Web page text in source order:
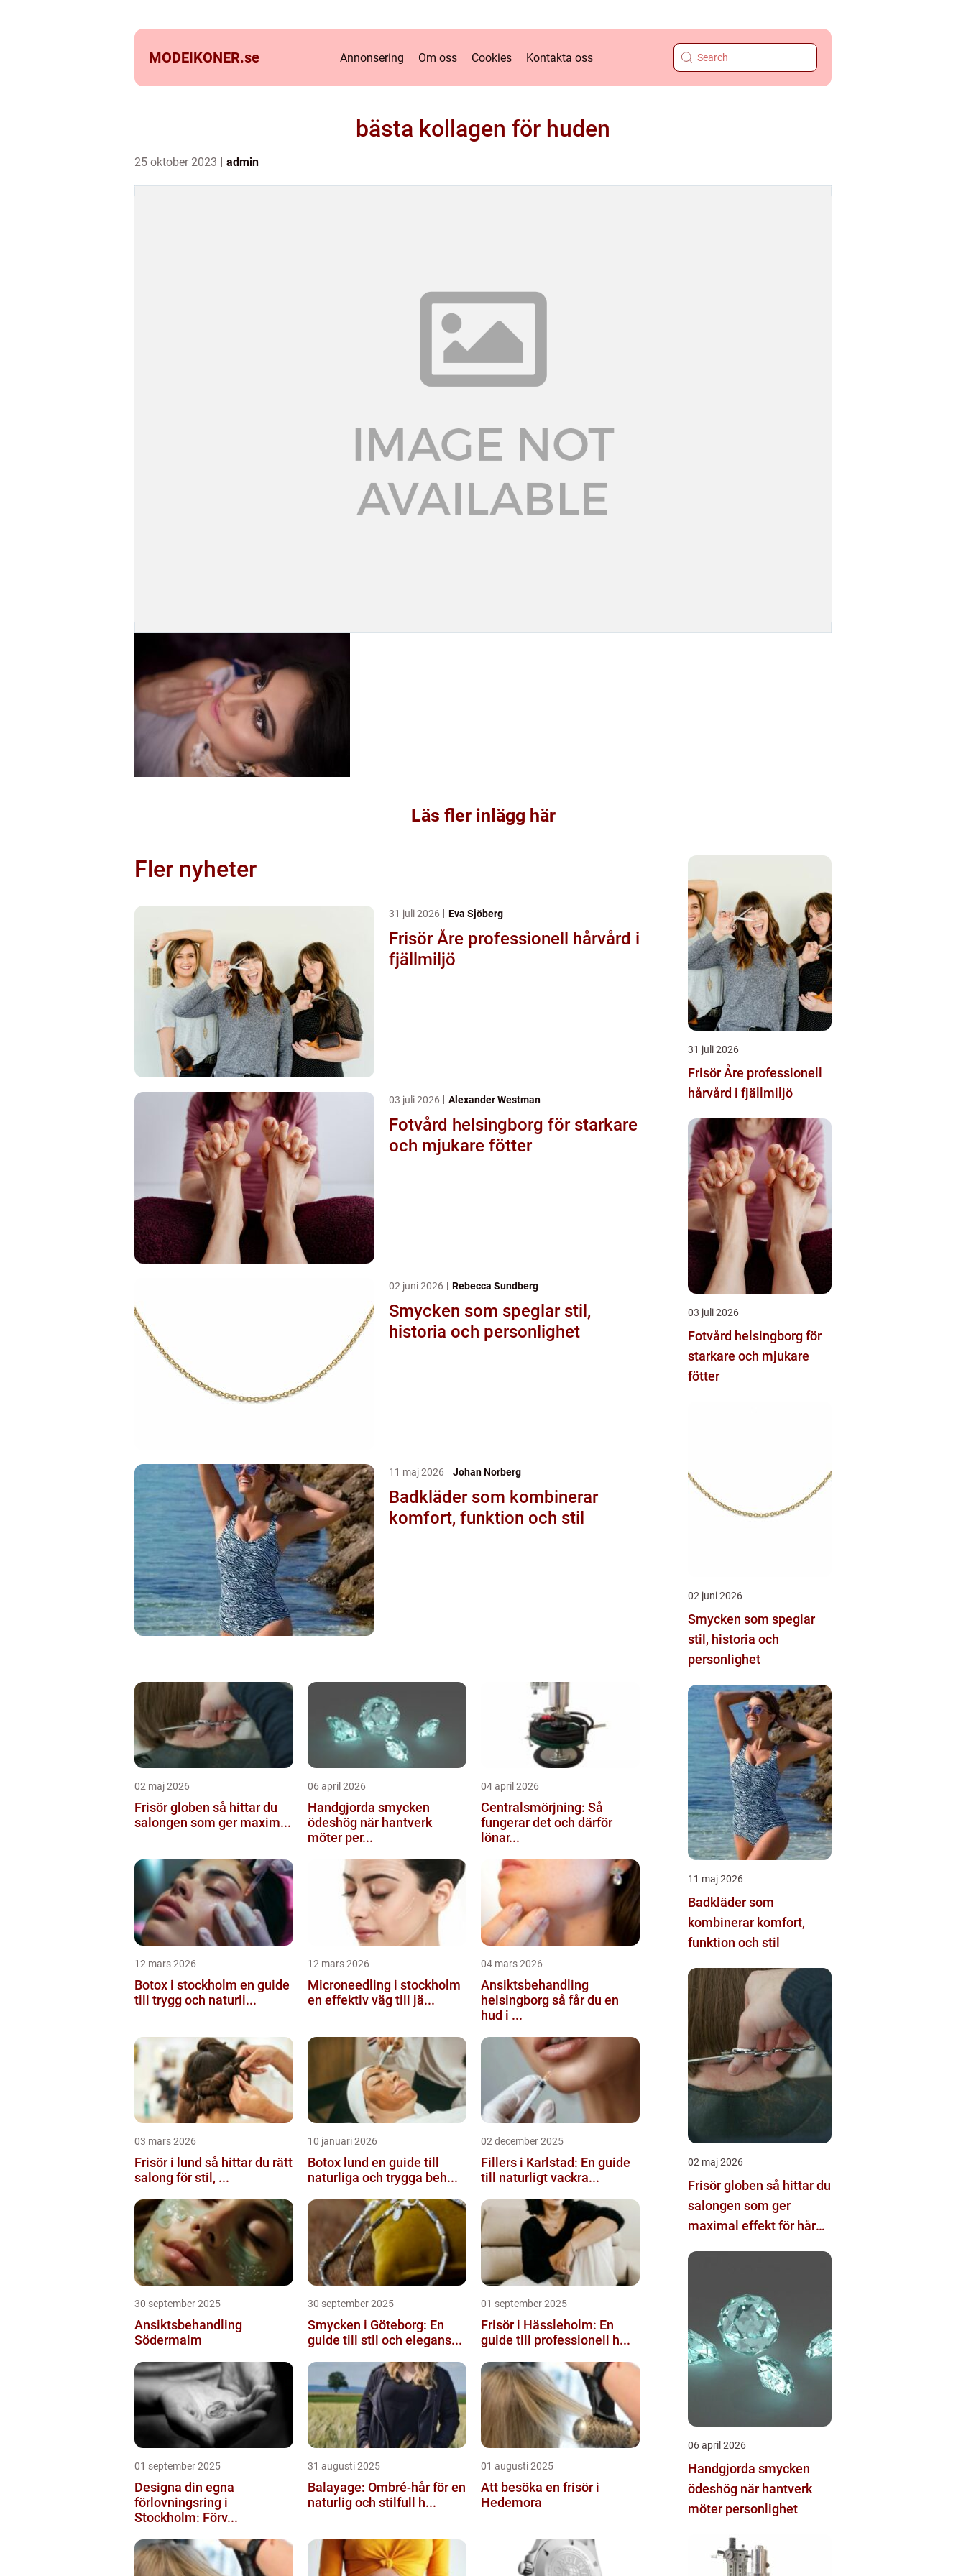
MODEIKONER.se Annonsering Om oss Cookies Kontakta oss
bästa kollagen för huden
25 oktober 2023 admin
Läs fler inlägg här
Fler nyheter
31 juli 2026 Eva Sjöberg
Frisör Åre professionell hårvård i
fjällmiljö
03 juli 2026 Alexander Westman
Fotvård helsingborg för starkare
och mjukare fötter
02 juni 2026 Rebecca Sundberg
Smycken som speglar stil,
historia och personlighet
11 maj 2026 Johan Norberg
Badkläder som kombinerar
komfort, funktion och stil
02 maj 2026
Frisör globen så hittar du
salongen som ger maxim...
06 april 2026
Handgjorda smycken
ödeshög när hantverk
möter per...
04 april 2026
Centralsmörjning: Så
fungerar det och därför
lönar...
12 mars 2026
Botox i stockholm en guide
till trygg och naturli...
12 mars 2026
Microneedling i stockholm
en effektiv väg till jä...
04 mars 2026
Ansiktsbehandling
helsingborg så får du en
hud i ...
03 mars 2026
Frisör i lund så hittar du rätt
salong för stil, ...
10 januari 2026
Botox lund en guide till
naturliga och trygga beh...
02 december 2025
Fillers i Karlstad: En guide
till naturligt vackra...
30 september 2025
Ansiktsbehandling
Södermalm
30 september 2025
Smycken i Göteborg: En
guide till stil och elegans...
01 september 2025
Frisör i Hässleholm: En
guide till professionell h...
01 september 2025
Designa din egna
förlovningsring i
Stockholm: Förv...
31 augusti 2025
Balayage: Ombré-hår för en
naturlig och stilfull h...
01 augusti 2025
Att besöka en frisör i
Hedemora
31 juli 2026
Frisör Åre professionell
hårvård i fjällmiljö
03 juli 2026
Fotvård helsingborg för
starkare och mjukare
fötter
02 juni 2026
Smycken som speglar
stil, historia och
personlighet
11 maj 2026
Badkläder som
kombinerar komfort,
funktion och stil
02 maj 2026
Frisör globen så hittar du
salongen som ger
maximal effekt för hår
06 april 2026
Handgjorda smycken
ödeshög när hantverk
möter personlighet